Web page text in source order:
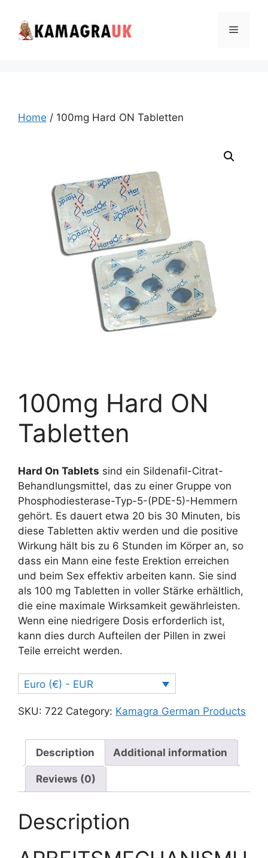
content
Menu
Home / 100mg Hard ON Tabletten
100mg Hard ON
Tabletten
Hard On Tablets sind ein Sildenafil-Citrat-
Behandlungsmittel, das zu einer Gruppe von
Phosphodiesterase-Typ-5-(PDE-5)-Hemmern
gehört. Es dauert etwa 20 bis 30 Minuten, bis
diese Tabletten aktiv werden und die positive
Wirkung hält bis zu 6 Stunden im Körper an, so
dass ein Mann eine feste Erektion erreichen
und beim Sex effektiv arbeiten kann. Sie sind
als 100 mg Tabletten in voller Stärke erhältlich,
die eine maximale Wirksamkeit gewährleisten.
Wenn eine niedrigere Dosis erforderlich ist,
kann dies durch Aufteilen der Pillen in zwei
Teile erreicht werden.
Euro (€) - EUR
SKU: 722 Category: Kamagra German Products
Description Additional information
Reviews (0)
Description